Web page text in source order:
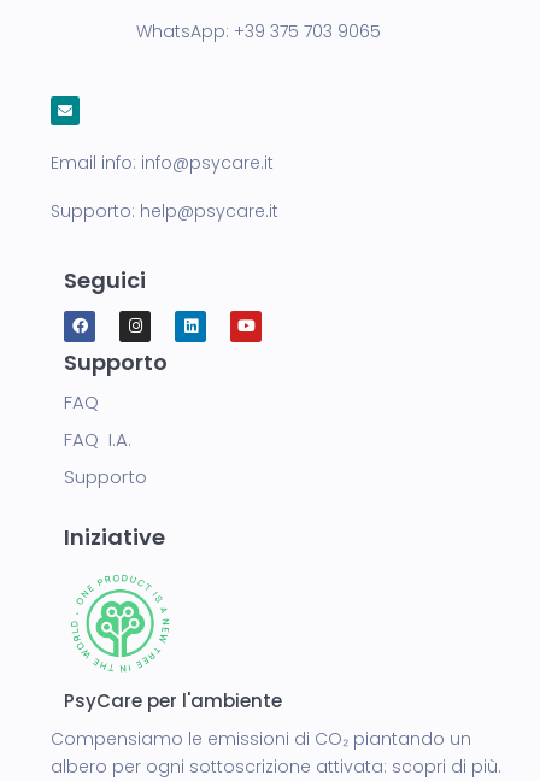
WhatsApp: +39 375 703 9065
Email info: info@psycare.it
Supporto: help@psycare.it
Seguici
Supporto
FAQ
FAQ I.A.
Supporto
Iniziative
PsyCare per l'ambiente
Compensiamo le emissioni di CO₂ piantando un
albero per ogni sottoscrizione attivata: scopri di più.